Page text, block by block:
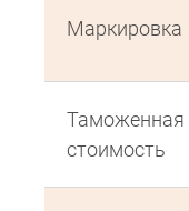
Маркировка
Таможенная
стоимость